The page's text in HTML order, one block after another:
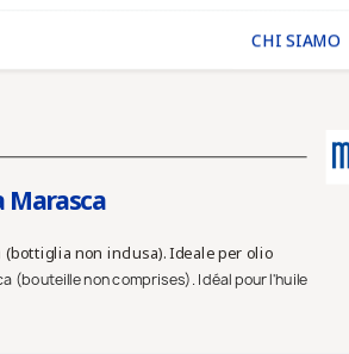
CHI SIAMO
Marasca
non inclusa). Ideale per olio
(bouteille non comprises). Idéal pour l'huile